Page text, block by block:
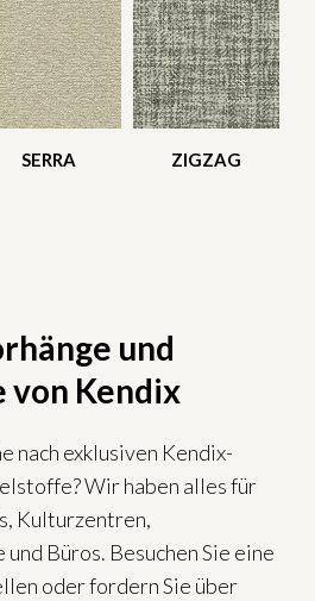
SERRA ZIGZAG
und
Kendix
nach exklusiven Kendix-
Wir haben alles für
Kulturzentren,
Büros. Besuchen Sie eine
oder fordern Sie über